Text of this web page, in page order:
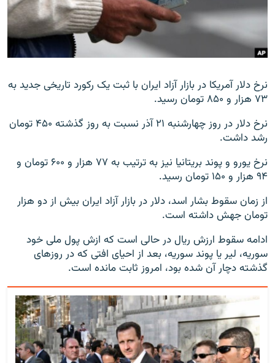
نرخ دلار آمریکا در بازار آزاد ایران با ثبت یک رکورد تاریخی جدید به
۷۳ هزار و ۸۵۰ تومان رسید.
نرخ دلار در روز چهارشنبه ۲۱ آذر نسبت به روز گذشته ۴۵۰ تومان
رشد داشت.
نرخ یورو و پوند بریتانیا نیز به ترتیب به ۷۷ هزار و ۶۰۰ تومان و
۹۴ هزار و ۱۵۰ تومان رسید.
از زمان سقوط بشار اسد، دلار در بازار آزاد ایران بیش از دو هزار
تومان جهش داشته است.
ادامه سقوط ارزش ریال در حالی است که ازش پول ملی خود
سوریه، لیر یا پوند سوریه، بعد از احیای افتی که در روزهای
گذشته دچار آن شده بود، امروز ثابت مانده است.